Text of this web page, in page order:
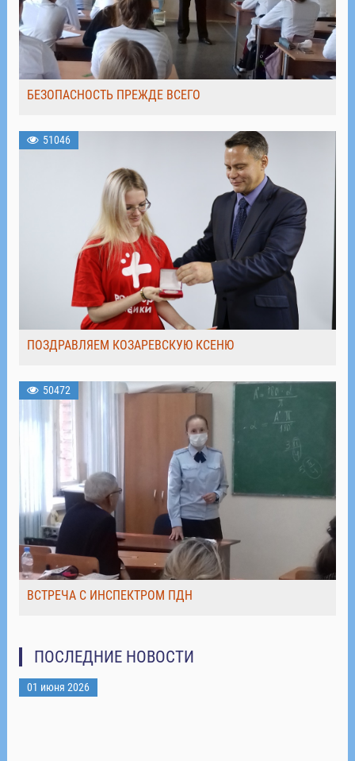
БЕЗОПАСНОСТЬ ПРЕЖДЕ ВСЕГО
51046
ПОЗДРАВЛЯЕМ КОЗАРЕВСКУЮ КСЕНЮ
50472
ВСТРЕЧА С ИНСПЕКТРОМ ПДН
ПОСЛЕДНИЕ НОВОСТИ
01 июня 2026